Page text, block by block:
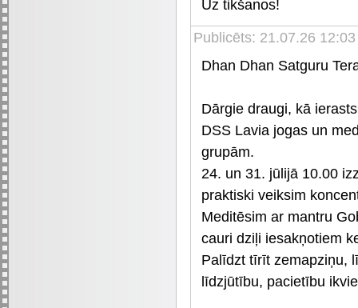
Uz tikšanos!
Publicēts: 21.07.26 12:03
Dhan Dhan Satguru
Dārgie draugi, kā
DSS Lavia jogas un
grupām.
24. un 31. jūlijā 10.00
praktiski veiksim
Meditēsim ar mantru
cauri dziļi iesakņotiem
Palīdzt tīrīt zemapziņu,
līdzjūtību, pacietību